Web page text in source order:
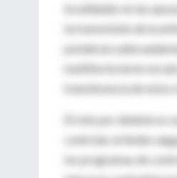
localidades en las
la transmisión de la
ponderara
multifactorial en
transferencia de
El reto por delante es
controlar al Aedes
los programas de